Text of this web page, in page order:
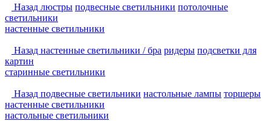
Назад люстры подвесные светильники потолочные
светильники
настенные светильники
Назад настенные светильники / бра ридеры подсветки для
картин
старинные светильники
Назад подвесные светильники настольные лампы торшеры
настенные светильники
настольные светильники